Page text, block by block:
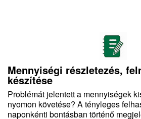
Mennyiségi részletezés,
készítése
Problémát jelentett a mennyiségek
nyomon követése? A tényleges
naponkénti bontásban történő